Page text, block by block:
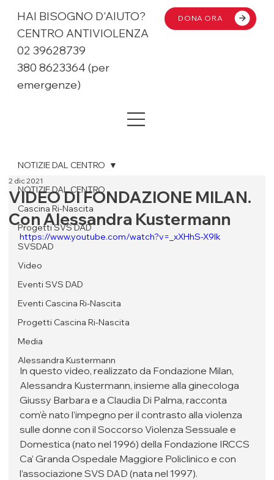
HAI BISOGNO D'AIUTO?
CENTRO ANTIVIOLENZA
02 39628739
380 8623364 (per
emergenze)
DONA ORA
NOTIZIE DAL CENTRO
Cascina Ri-Nascita
Progetti SVS DAD
SVSDAD
Video
Eventi SVS DAD
Eventi Cascina Ri-Nascita
Progetti Cascina Ri-Nascita
Media
Alessandra Kustermann
NOTIZIE DAL CENTRO
VIDEO DI FONDAZIONE MILAN.
Con Alessandra Kustermann
2 dic 2021
https://www.youtube.com/watch?v=_xXHhS-X9lk
In questo video, realizzato da Fondazione Milan,
Alessandra Kustermann, insieme alla ginecologa
Giussy Barbara e a Claudia Di Palma, racconta
com’è nato l’impegno per il contrasto alla violenza
sulle donne con il Soccorso Violenza Sessuale e
Domestica (nato nel 1996) della Fondazione IRCCS
Ca’ Granda Ospedale Maggiore Policlinico e con
l’associazione SVS DAD (nata nel 1997).